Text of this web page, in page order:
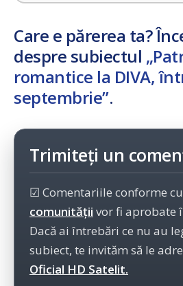
Care e părerea ta?
despre subiectul
romantice la DIVA,
septembrie”.
Trimiteți un
☑ Comentariile conforme cu
comunității vor fi aprobate
Dacă ai întrebări ce nu au
subiect, te invităm să le
Oficial HD Satelit.